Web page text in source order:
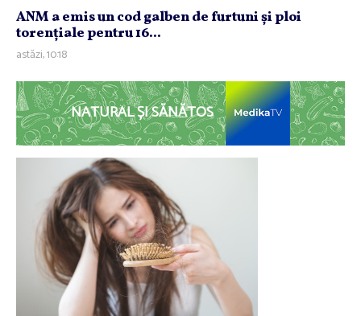
ANM a emis un cod galben de furtuni şi ploi
torenţiale pentru 16...
astăzi, 10:18
NATURAL ȘI SĂNĂTOS